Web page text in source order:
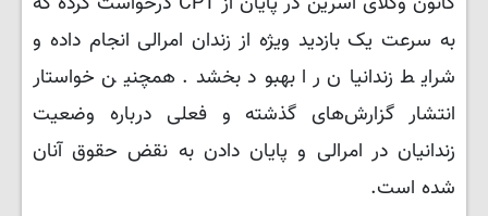
به سرعت یک بازدید ویژه از زندان امرالی انجام داده و
شرایط زندانیان را بهبود بخشد. همچنین خواستار
انتشار گزارش‌های گذشته و فعلی درباره وضعیت
زندانیان در امرالی و پایان دادن به نقض حقوق آنان
شده است.